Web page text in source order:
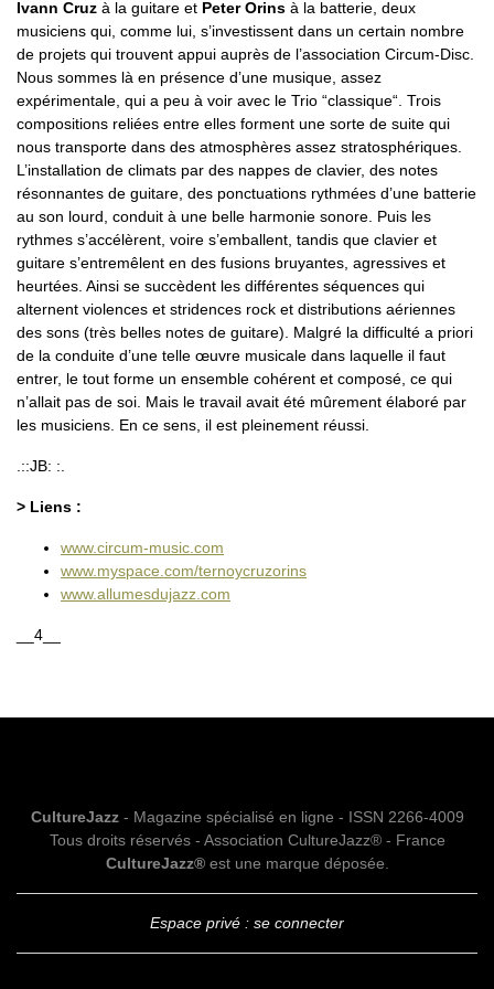
Ivann Cruz à la guitare et Peter Orins à la batterie, deux
musiciens qui, comme lui, s’investissent dans un certain nombre
de projets qui trouvent appui auprès de l’association Circum-Disc.
Nous sommes là en présence d’une musique, assez
expérimentale, qui a peu à voir avec le Trio “classique“. Trois
compositions reliées entre elles forment une sorte de suite qui
nous transporte dans des atmosphères assez stratosphériques.
L’installation de climats par des nappes de clavier, des notes
résonnantes de guitare, des ponctuations rythmées d’une batterie
au son lourd, conduit à une belle harmonie sonore. Puis les
rythmes s’accélèrent, voire s’emballent, tandis que clavier et
guitare s’entremêlent en des fusions bruyantes, agressives et
heurtées. Ainsi se succèdent les différentes séquences qui
alternent violences et stridences rock et distributions aériennes
des sons (très belles notes de guitare). Malgré la difficulté a priori
de la conduite d’une telle œuvre musicale dans laquelle il faut
entrer, le tout forme un ensemble cohérent et composé, ce qui
n’allait pas de soi. Mais le travail avait été mûrement élaboré par
les musiciens. En ce sens, il est pleinement réussi.
.::JB: :.
> Liens :
www.circum-music.com
www.myspace.com/ternoycruzorins
www.allumesdujazz.com
__4__
CultureJazz- Magazine spécialisé en ligne - ISSN 2266-4009
Tous droits réservés - Association CultureJazz® - France
CultureJazz®est une marque déposée.
Espace privé : se connecter